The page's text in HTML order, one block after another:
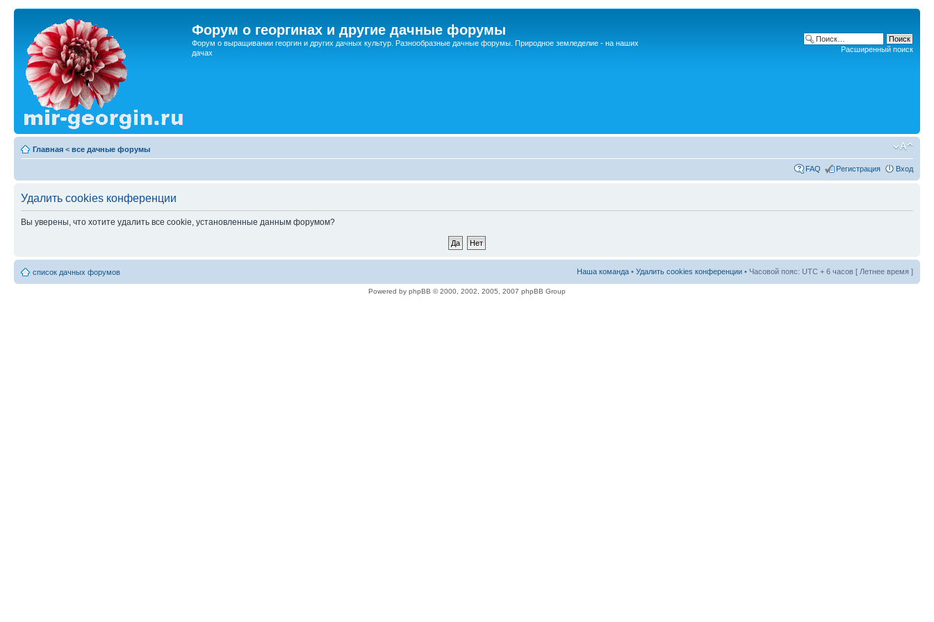
Форум о георгинах и другие дачные форумы
Форум о выращивании георгин и других дачных культур. Разнообразные дачные форумы. Природное земледелие - на наших
дачах
Расширенный поиск
Главная < все дачные форумы
FAQ Регистрация Вход
Удалить cookies конференции
Вы уверены, что хотите удалить все cookie, установленные данным форумом?
список дачных форумов Наша команда • Удалить cookies конференции • Часовой пояс: UTC + 6 часов [ Летнее время ]
Powered by phpBB © 2000, 2002, 2005, 2007 phpBB Group